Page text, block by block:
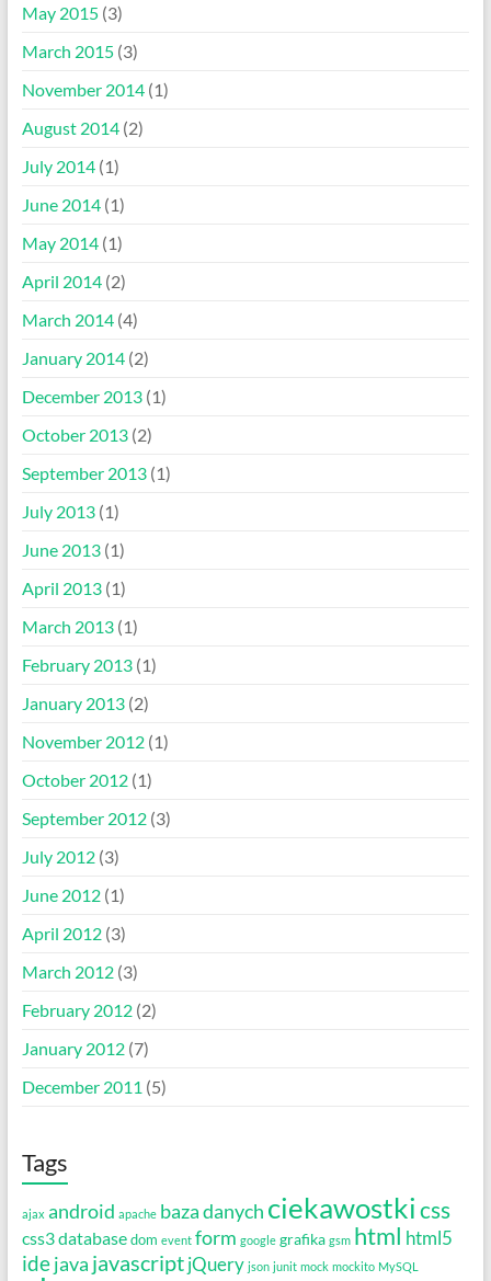
May 2015(3)
March 2015(3)
November 2014(1)
August 2014(2)
July 2014(1)
June 2014(1)
May 2014(1)
April 2014(2)
March 2014(4)
January 2014(2)
December 2013(1)
October 2013(2)
September 2013(1)
July 2013(1)
June 2013(1)
April 2013(1)
March 2013(1)
February 2013(1)
January 2013(2)
November 2012(1)
October 2012(1)
September 2012(3)
July 2012(3)
June 2012(1)
April 2012(3)
March 2012(3)
February 2012(2)
January 2012(7)
December 2011 (5)
Tags
ajax android apache baza danych ciekawostki css
css3database dom event form google grafika gsm html html5
idejava javascript jQuery json junit mock mockito MySQL